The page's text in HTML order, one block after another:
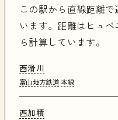
この駅から直線距離
います。距離はヒュ
ら計算しています。
西滑川
富山地方鉄道 本線
西加積